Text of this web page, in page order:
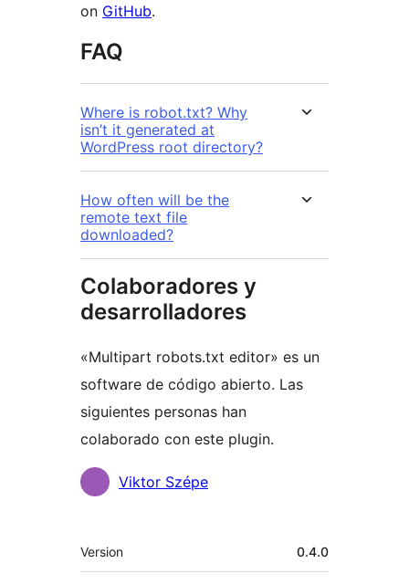
on GitHub.
FAQ
Where is robot.txt? Why
isn’t it generated at
WordPress root directory?
How often will be the
remote text file
downloaded?
Colaboradores y
desarrolladores
«Multipart robots.txt editor» es un
software de código abierto. Las
siguientes personas han
colaborado con este plugin.
Colaboradores
Viktor Szépe
Meta
Version 0.4.0